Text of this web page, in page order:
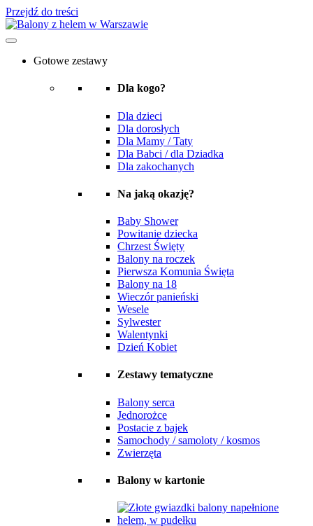
Przejdź do treści
Gotowe zestawy
Dla kogo?
Dla dzieci
Dla dorosłych
Dla Mamy / Taty
Dla Babci / dla Dziadka
Dla zakochanych
Na jaką okazję?
Baby Shower
Powitanie dziecka
Chrzest Święty
Balony na roczek
Pierwsza Komunia Święta
Balony na 18
Wieczór panieński
Wesele
Sylwester
Walentynki
Dzień Kobiet
Zestawy tematyczne
Balony serca
Jednorożce
Postacie z bajek
Samochody / samoloty / kosmos
Zwierzęta
Balony w kartonie